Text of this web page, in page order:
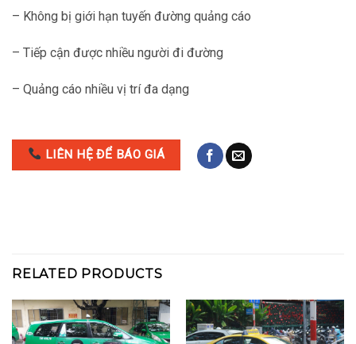
– Không bị giới hạn tuyến đường quảng cáo
– Tiếp cận được nhiều người đi đường
– Quảng cáo nhiều vị trí đa dạng
LIÊN HỆ ĐỂ BÁO GIÁ
RELATED PRODUCTS